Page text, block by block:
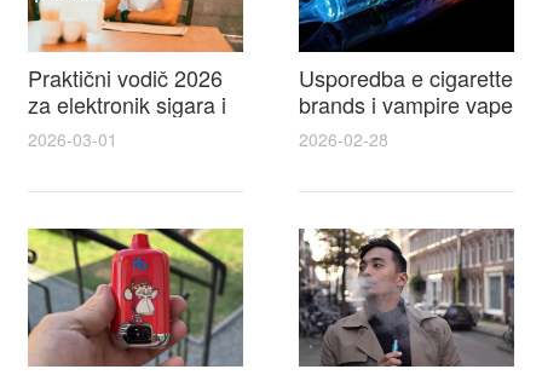
Praktični vodič 2026
za elektronik sigara i
mtm e cigarete s
recenzijama i
2026-03-01
Usporedba e cigarette
brands i vampire vape
za 2026 – vodič s
i najboljim ponudama
2026-02-28